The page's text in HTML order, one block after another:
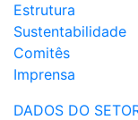
Estrutura
Sustentabilidade
Comitês
Imprensa
DADOS DO